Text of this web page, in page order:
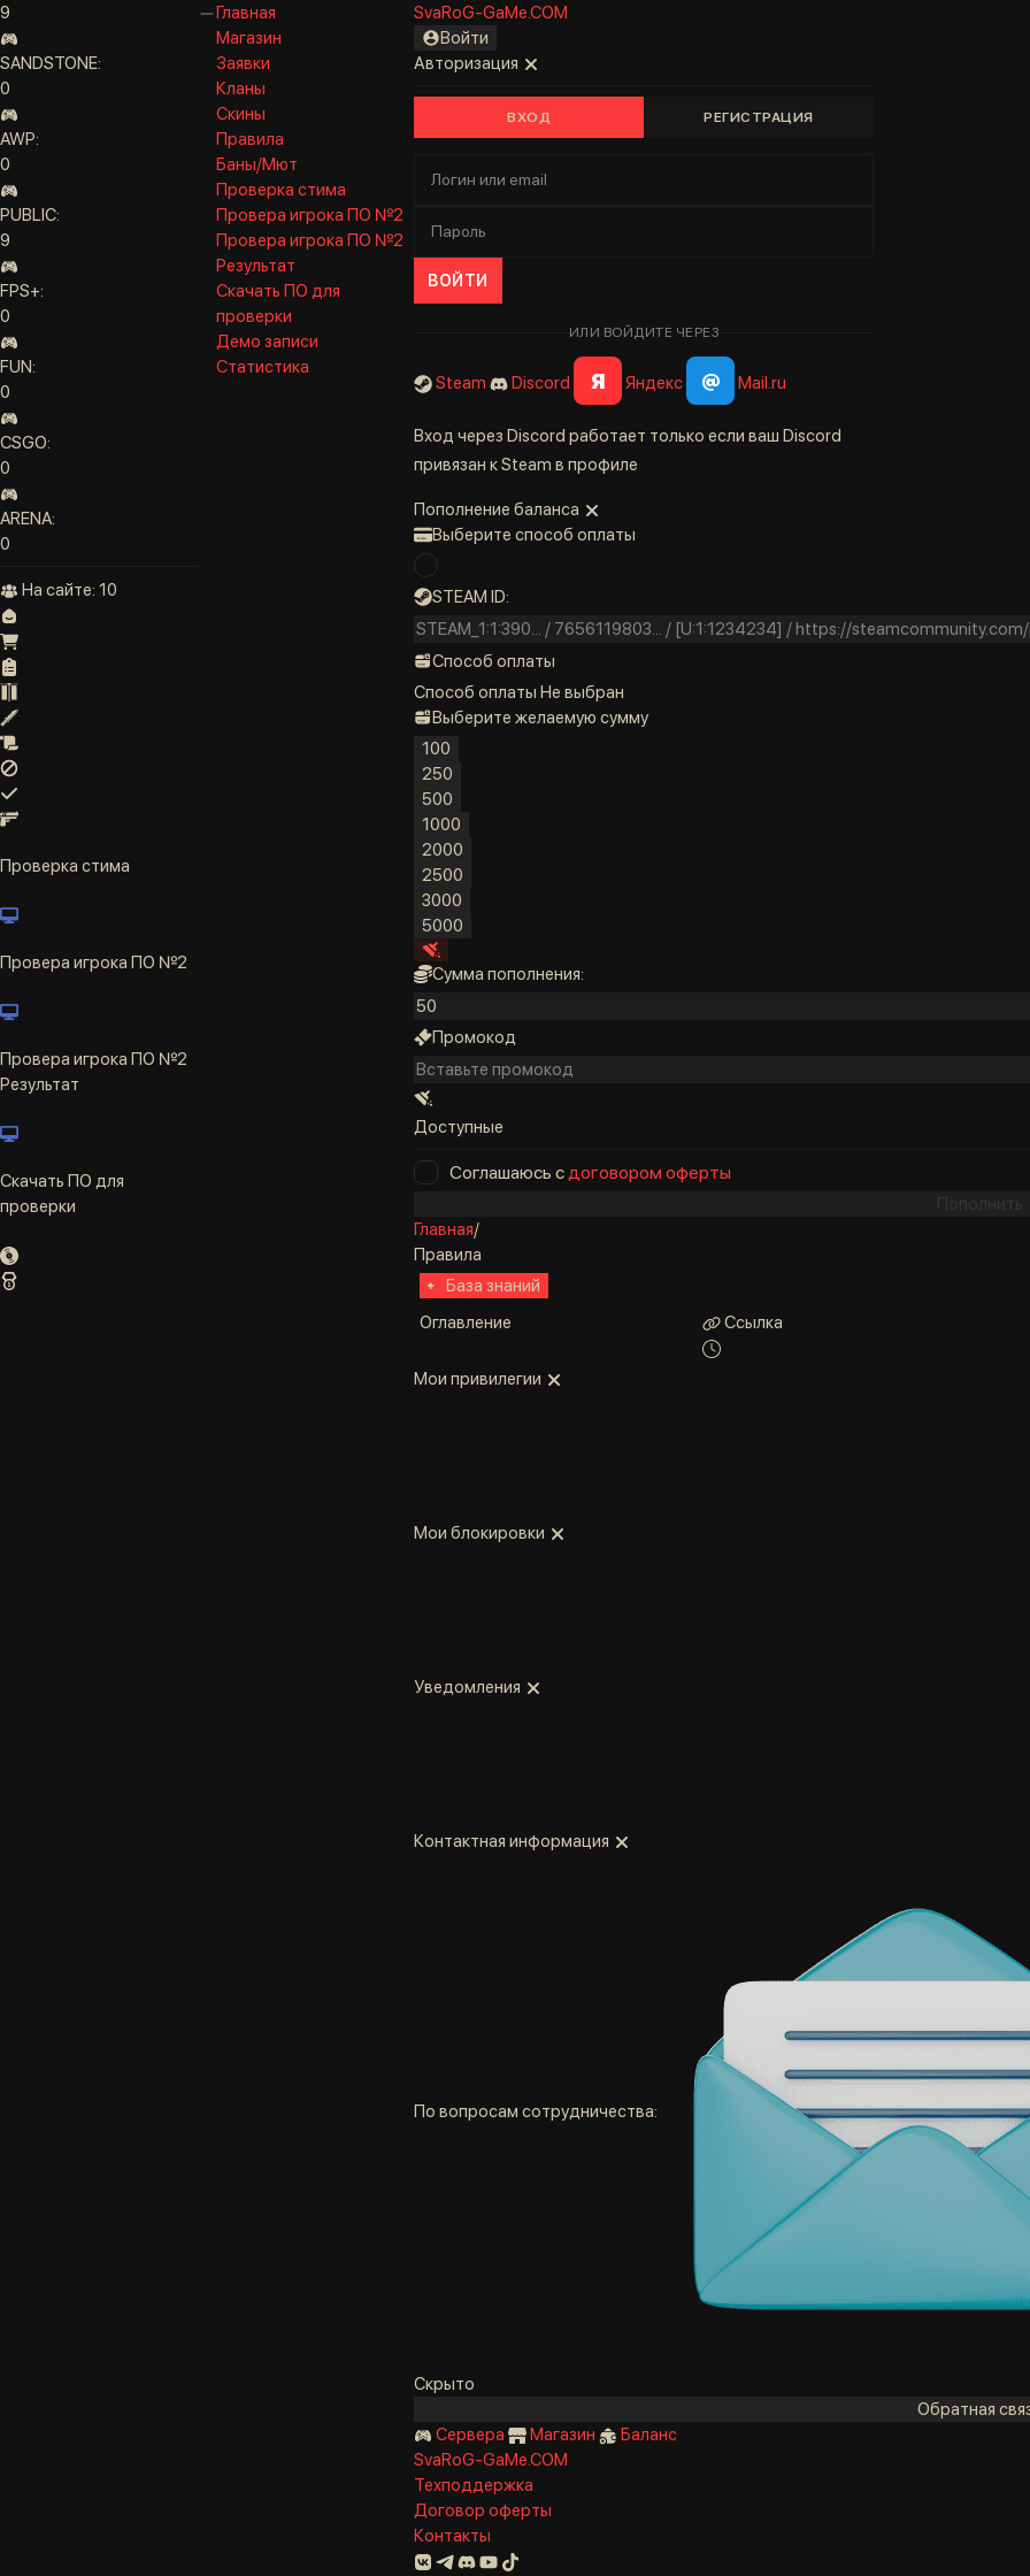
9
SANDSTONE:
0
AWP:
0
PUBLIC:
9
FPS+:
0
FUN:
0
CSGO:
0
ARENA:
0
На сайте: 10
Проверка стима
Провера игрока ПО №2
Провера игрока ПО №2
Результат
Скачать ПО для
проверки
Главная
Магазин
Заявки
Кланы
Скины
Правила
Баны/Мют
Проверка стима
Провера игрока ПО №2
Провера игрока ПО №2
Результат
Скачать ПО для
проверки
Демо записи
Статистика
SvaRoG-GaMe.COM
Войти
Авторизация
ВХОД РЕГИСТРАЦИЯ
ВОЙТИ
ИЛИ ВОЙДИТЕ ЧЕРЕЗ
Steam Discord Я Яндекс @ Mail.ru
Вход через Discord работает только если ваш Discord
привязан к Steam в профиле
Пополнение баланса
Выберите способ оплаты
STEAM ID:
Способ оплаты
Способ оплаты Не выбран
Выберите желаемую сумму
100
250
500
1000
2000
2500
3000
5000
Сумма пополнения:
Промокод
Доступные
Соглашаюсь сдоговором оферты
Главная/
Правила
База знаний
Оглавление
Ссылка
Мои привилегии
Мои блокировки
Уведомления
Контактная информация
По вопросам сотрудничества:
Скрыто
Обратная
Сервера
Магазин
Баланс
SvaRoG-GaMe.COM
Техподдержка
Договор оферты
Контакты